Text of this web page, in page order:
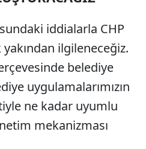
iddialarla CHP
ilgileneceğiz.
belediye
uygulamalarımızın
ne kadar uyumlu
mekanizması